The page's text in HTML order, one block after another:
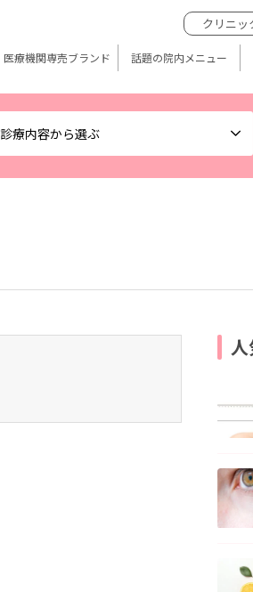
診療内容から選ぶ
クリニッ
医療機関専売ブランド 話題の院内メニュー